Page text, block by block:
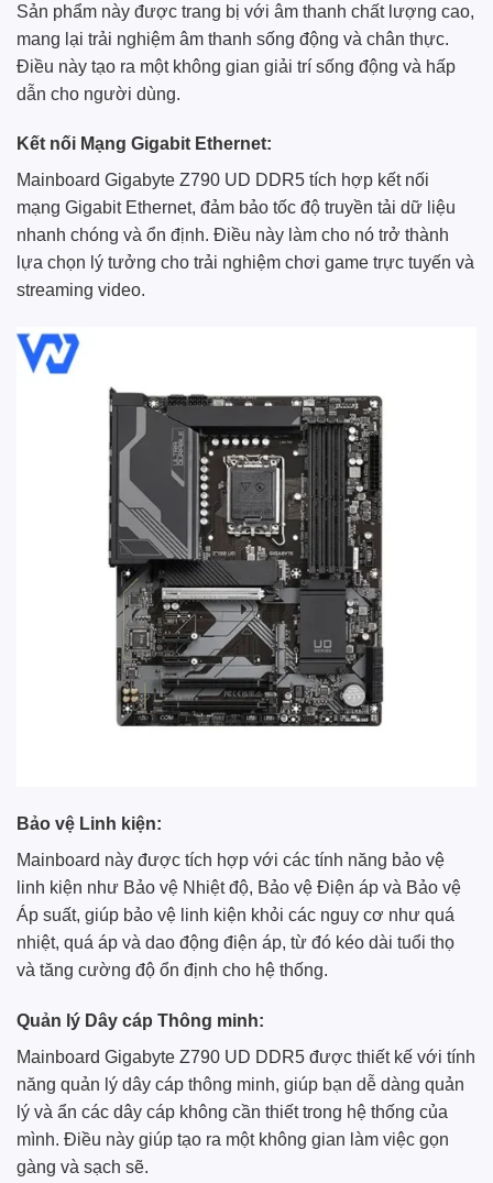
Sản phẩm này được trang bị với âm thanh chất lượng cao,
mang lại trải nghiệm âm thanh sống động và chân thực.
Điều này tạo ra một không gian giải trí sống động và hấp
dẫn cho người dùng.
Kết nối Mạng Gigabit Ethernet:
Mainboard Gigabyte Z790 UD DDR5 tích hợp kết nối
mạng Gigabit Ethernet, đảm bảo tốc độ truyền tải dữ liệu
nhanh chóng và ổn định. Điều này làm cho nó trở thành
lựa chọn lý tưởng cho trải nghiệm chơi game trực tuyến và
streaming video.
Bảo vệ Linh kiện:
Mainboard này được tích hợp với các tính năng bảo vệ
linh kiện như Bảo vệ Nhiệt độ, Bảo vệ Điện áp và Bảo vệ
Áp suất, giúp bảo vệ linh kiện khỏi các nguy cơ như quá
nhiệt, quá áp và dao động điện áp, từ đó kéo dài tuổi thọ
và tăng cường độ ổn định cho hệ thống.
Quản lý Dây cáp Thông minh:
Mainboard Gigabyte Z790 UD DDR5 được thiết kế với tính
năng quản lý dây cáp thông minh, giúp bạn dễ dàng quản
lý và ẩn các dây cáp không cần thiết trong hệ thống của
mình. Điều này giúp tạo ra một không gian làm việc gọn
gàng và sạch sẽ.